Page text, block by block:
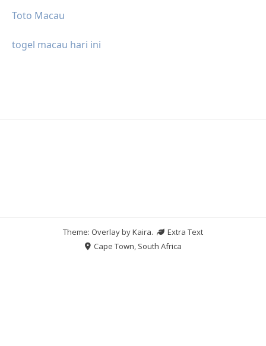
Toto Macau
togel macau hari ini
Theme: Overlay byKaira.
Extra Text
Cape Town, South Africa